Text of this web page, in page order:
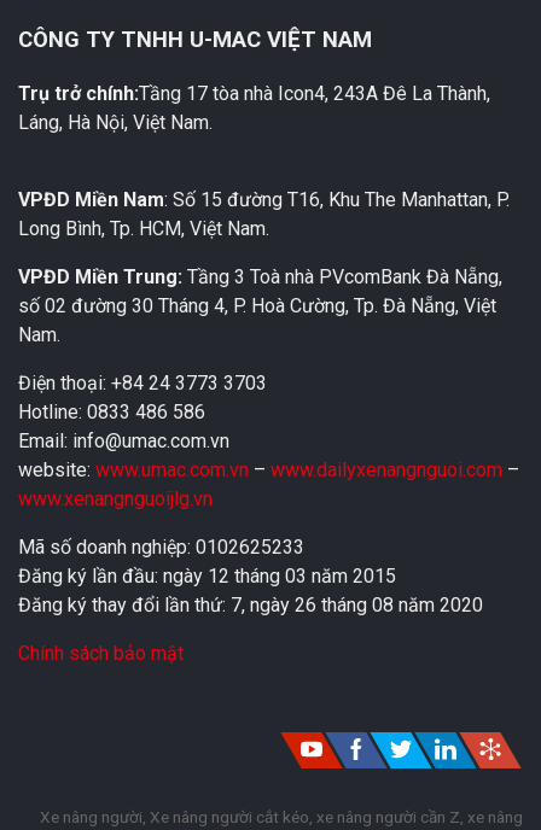
CÔNG TY TNHH U-MAC VIỆT NAM
Trụ trở chính:Tầng 17 tòa nhà Icon4, 243A Đê La Thành,
Láng, Hà Nội, Việt Nam.
VPĐD Miền Nam: Số 15 đường T16, Khu The Manhattan, P.
Long Bình, Tp. HCM, Việt Nam.
VPĐD Miền Trung: Tầng 3 Toà nhà PVcomBank Đà Nẵng,
số 02 đường 30 Tháng 4, P. Hoà Cường, Tp. Đà Nẵng, Việt
Nam.
Điện thoại: +84 24 3773 3703
Hotline: 0833 486 586
Email: info@umac.com.vn
website: www.umac.com.vn – www.dailyxenangnguoi.com –
www.xenangnguoijlg.vn
Mã số doanh nghiệp: 0102625233
Đăng ký lần đầu: ngày 12 tháng 03 năm 2015
Đăng ký thay đổi lần thứ: 7, ngày 26 tháng 08 năm 2020
Chính sách bảo mật
Xe nâng người, Xe nâng người cắt kéo, xe nâng người cần Z, xe nâng